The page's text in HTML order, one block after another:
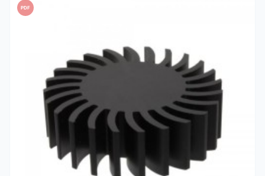
PDF